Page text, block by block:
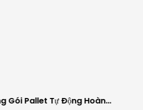
Gói Pallet Tự Động Hoàn